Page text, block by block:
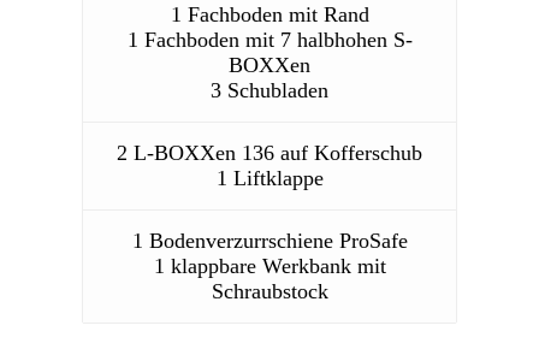
1 Fachboden mit Rand
1 Fachboden mit 7 halbhohen S-
BOXXen
3 Schubladen
2 L-BOXXen 136 auf Kofferschub
1 Liftklappe
1 Bodenverzurrschiene ProSafe
1 klappbare Werkbank mit
Schraubstock